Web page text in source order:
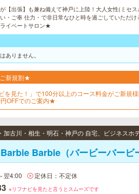
【出張】も兼ね備えて神戸に上陸！大人女性(ミセス
・ご奉 仕力・で非日常なひと時を過ごしていただけ
イベートサロン★
ありません。
新規割★
を見た！」で100分以上のコース料金がご新規
OFFでのご案内★
加古川・相生・明石・神戸の 自宅、ビジネスホ
Barbie Barbie（バービーバービ
翌4:00 定休日：不定休
※リフナビを見たと言うとスムーズです